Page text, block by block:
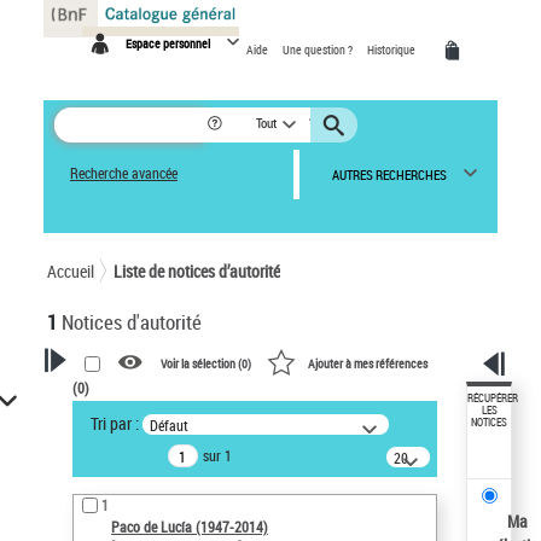
Espace personnel Aide Une question ? Historique
Tout
Recherche avancée AUTRES RECHERCHES
Accueil Liste de notices d’autorité
1 Notices d'autorité
VOTRE RECHERCHE
Recherche avancée dans les
notices d’autorité
Œuvres liées à l'auteur :
Paco de Lucía (1947-2014)
Voir la sélection (0) Ajouter à mes références
(0)
Tri par : Défaut
sur 1
20
résultats/page
1
Paco de Lucía (1947-2014)
RÉCUPÉRER
LES
NOTICES
Ma
Panneau de gestion des cookies